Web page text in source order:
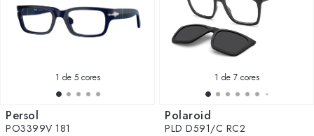
1 de 5 cores
Persol
PO3399V 181
1 de 7 cores
Polaroid
PLD D591/C RC2